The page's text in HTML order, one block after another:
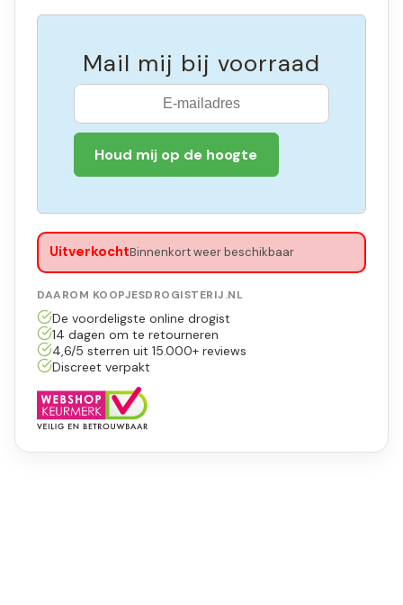
Mail mij bij voorraad
Houd mij op de hoogte
UitverkochtBinnenkort weer beschikbaar
DAAROM KOOPJESDROGISTERIJ.NL
De voordeligste online drogist
14 dagen om te retourneren
4,6/5 sterren uit 15.000+ reviews
Discreet verpakt